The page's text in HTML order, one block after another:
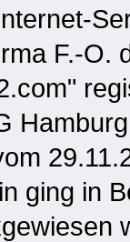
F.-O.
ging in